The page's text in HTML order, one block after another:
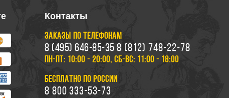
Контакты
ЗАКАЗЫ ПО ТЕЛЕФОНАМ
8 (495) 646-85-35 8 (812) 748-22-78
ПН-ПТ: 10:00 - 20:00, СБ-ВС: 11:00 - 18:00
БЕСПЛАТНО ПО РОССИИ
8 800 333-53-73